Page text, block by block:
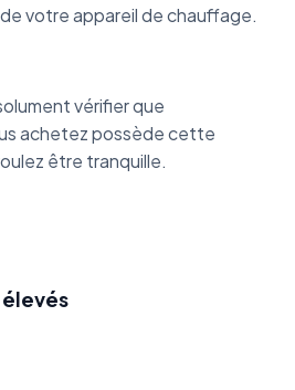
de votre appareil de chauffage.
vérifier que
achetez possède cette
être tranquille.
élevés